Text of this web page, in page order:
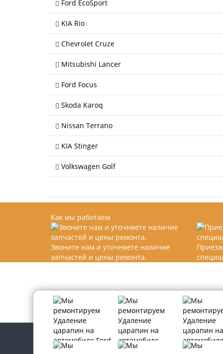
Ford EcoSport
KIA Rio
Chevrolet Cruze
Mitsubishi Lancer
Ford Focus
Skoda Karoq
Nissan Terrano
KIA Stinger
Volkswagen Golf
Как мы работаем
Звоните нам и уточняете наличие
запчастей и цены ремонта.